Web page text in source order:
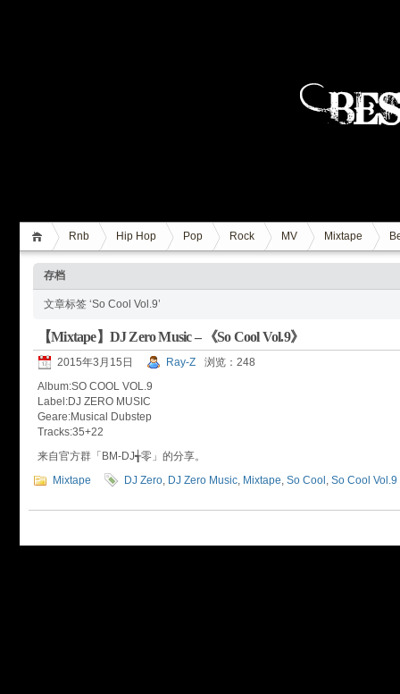
Rnb Hip Hop Pop Rock MV Mixtape
存档
文章标签 ‘So Cool Vol.9’
【Mixtape】DJ Zero Music – 《So Cool Vol.9》
2015年3月15日 Ray-Z
浏览：248
Album:SO COOL VOL.9
Label:DJ ZERO MUSIC
Geare:Musical Dubstep
Tracks:35+22
来自官方群「BM-DJ╅零」的分享。
Mixtape
DJ Zero, DJ Zero Music, Mixtape, So Cool , So Cool Vol.9